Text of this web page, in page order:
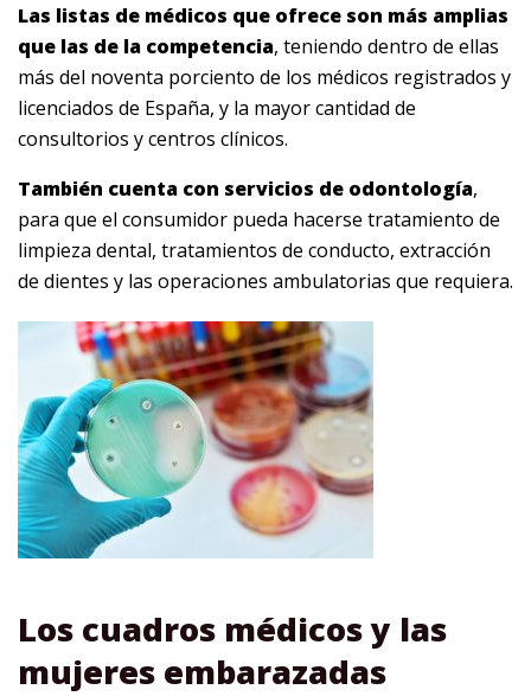
Las listas de médicos que ofrece son más amplias
que las de la competencia, teniendo dentro de ellas
más del noventa porciento de los médicos registrados y
licenciados de España, y la mayor cantidad de
consultorios y centros clínicos.
También cuenta con servicios de odontología,
para que el consumidor pueda hacerse tratamiento de
limpieza dental, tratamientos de conducto, extracción
de dientes y las operaciones ambulatorias que requiera.
Los cuadros médicos y las
mujeres embarazadas